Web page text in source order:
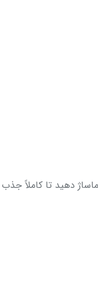
دهید تا کاملاً